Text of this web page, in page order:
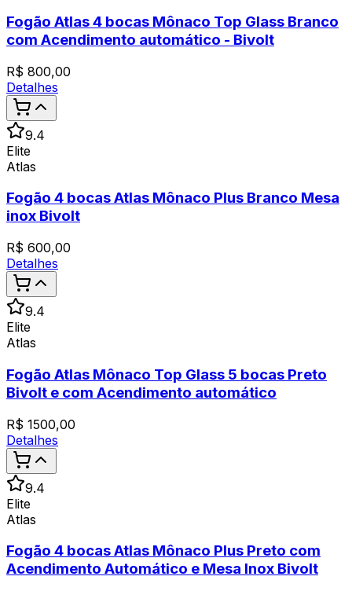
Fogão Atlas 4 bocas Mônaco Top Glass Branco
com Acendimento automático - Bivolt
R$ 800,00
Detalhes
9.4
Elite
Atlas
Fogão 4 bocas Atlas Mônaco Plus Branco Mesa
inox Bivolt
R$ 600,00
Detalhes
9.4
Elite
Atlas
Fogão Atlas Mônaco Top Glass 5 bocas Preto
Bivolt e com Acendimento automático
R$ 1500,00
Detalhes
9.4
Elite
Atlas
Fogão 4 bocas Atlas Mônaco Plus Preto com
Acendimento Automático e Mesa Inox Bivolt